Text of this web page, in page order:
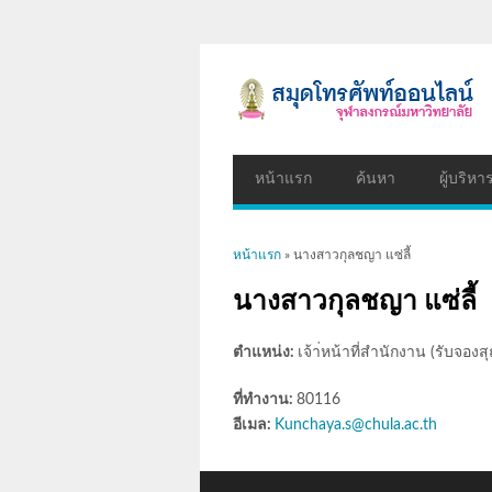
หน้าแรก ค้นหา ผู้บริหาร
คุณอยู่ที่นี่
หน้าแรก » นางสาวกุลชญา แซ่ลี้
นางสาวกุลชญา แซ่ลี้
ตำแหน่ง: เจ้า่หน้าที่สำนักงาน (รับจองสุ
ที่ทำงาน: 80116
อีเมล: Kunchaya.s@chula.ac.th